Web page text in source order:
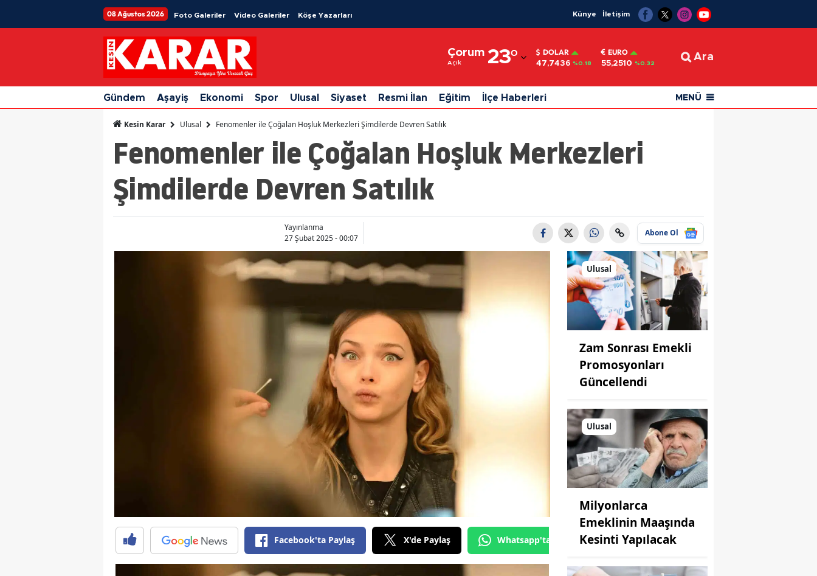
08 Ağustos 2026 Foto Galeriler Video Galeriler Köşe Yazarları Künye İletişim
Çorum
Açık 23°
Adıyaman
Afyonkarahisar
Ağrı
Ankara
Bilecik
Bingöl
Bitlis
Diyarbakır
DOLAR
47,7436 %0.18
EURO
55,2510 %0.32
Ara
Gündem Aşayiş Ekonomi Spor Ulusal Siyaset Resmi İlan Eğitim İlçe Haberleri MENÜ
Kesin Karar Ulusal Fenomenler ile Çoğalan Hoşluk Merkezleri Şimdilerde Devren Satılık
Fenomenler ile Çoğalan Hoşluk Merkezleri
Şimdilerde Devren Satılık
Yayınlanma
27 Şubat 2025 - 00:07
Abone Ol
Facebook'ta Paylaş X'de Paylaş Whatsapp'tan Gönder
Ulusal
Zam Sonrası Emekli
Promosyonları
Güncellendi
Ulusal
Milyonlarca
Emeklinin Maaşında
Kesinti Yapılacak